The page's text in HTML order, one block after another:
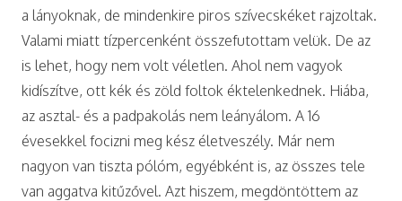
a lányoknak, de mindenkire piros szívecskéket rajzoltak.
Valami miatt tízpercenként összefutottam velük. De az
is lehet, hogy nem volt véletlen. Ahol nem vagyok
kidíszítve, ott kék és zöld foltok éktelenkednek. Hiába,
az asztal- és a padpakolás nem leányálom. A 16
évesekkel focizni meg kész életveszély. Már nem
nagyon van tiszta pólóm, egyébként is, az összes tele
van aggatva kitűzővel. Azt hiszem, megdöntöttem az